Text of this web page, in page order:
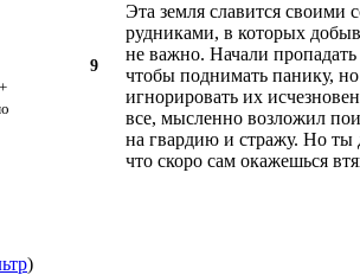
9
Эта земля славится
рудниками, в которых
не важно. Начали
чтобы поднимать панику,
игнорировать их
все, мысленно возложил
на гвардию и стражу. Но ты
что скоро сам окажешься
)